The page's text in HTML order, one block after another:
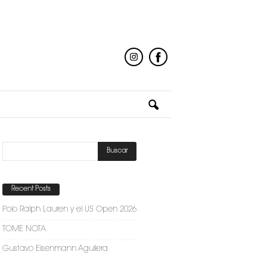
Recent Posts
Polo Ralph Lauren y el US Open 2026
TOME NOTA
Gustavo Eisenmann Aguilera